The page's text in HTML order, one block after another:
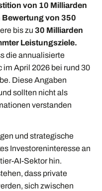
von 10 Milliarden
Bewertung von 350
bis zu 30 Milliarden
Leistungsziele.
die annualisierte
im April 2026 bei rund 30
Diese Angaben
sollten nicht als
verstanden
und strategische
Investoreninteresse an
AI-Sektor hin.
dass private
sich zwischen